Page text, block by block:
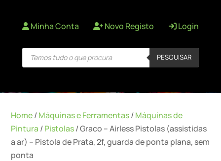
Minha Conta Novo Registo Login
Products
search PESQUISAR
Home/Máquinas e Ferramentas/Máquinas de
Pintura /Pistolas/ Graco – Airless Pistolas (assistidas
a ar) – Pistola de Prata, 2f, guarda de ponta plana, sem
ponta